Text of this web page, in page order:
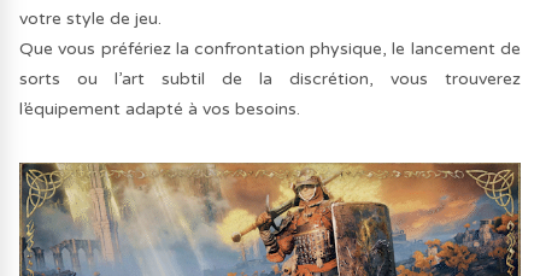
votre style de jeu.
Que vous préfériez la confrontation physique, le lancement de
sorts ou l’art subtil de la discrétion, vous trouverez
l’équipement adapté à vos besoins.